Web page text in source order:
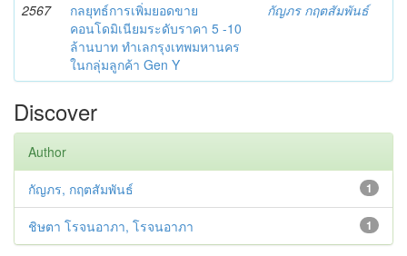
2567
กลยุทธ์การเพิ่มยอดขาย
คอนโดมิเนียมระดับราคา 5 -10
ล้านบาท ทำเลกรุงเทพมหานคร
ในกลุ่มลูกค้า Gen Y
กัญภร กฤตสัมพันธ์
Discover
Author
1
กัญภร, กฤตสัมพันธ์
1
ชิษตา โรจนอาภา, โรจนอาภา